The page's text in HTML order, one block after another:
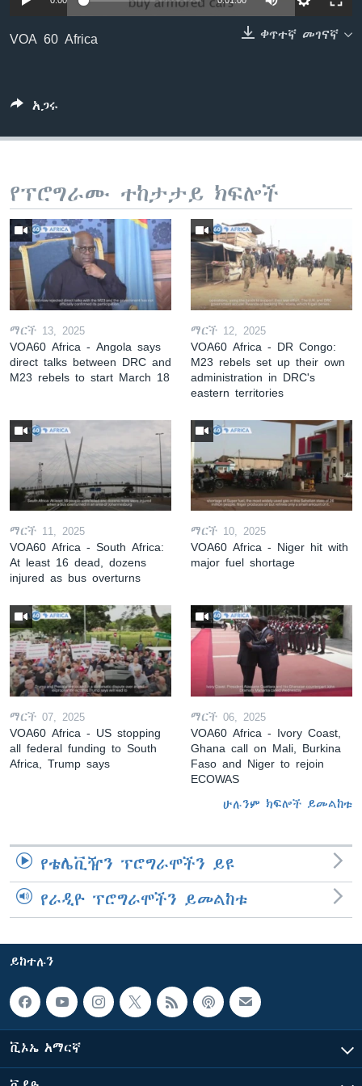
ቀጥተኛ መገናኛ
VOA 60 Africa
አጋሩ
የፕሮግራሙ ተከታታይ ክፍሎች
ማርች 13, 2025
VOA60 Africa - Angola says
direct talks between DRC and
M23 rebels to start March 18
ማርች 12, 2025
VOA60 Africa - DR Congo:
M23 rebels set up their own
administration in DRC's
eastern territories
ማርች 11, 2025
VOA60 Africa - South Africa:
At least 16 dead, dozens
injured as bus overturns
ማርች 10, 2025
VOA60 Africa - Niger hit with
major fuel shortage
ማርች 07, 2025
VOA60 Africa - US stopping
all federal funding to South
Africa, Trump says
ማርች 06, 2025
VOA60 Africa - Ivory Coast,
Ghana call on Mali, Burkina
Faso and Niger to rejoin
ECOWAS
ሁሉንም ክፍሎች ይመልከቱ
የቴሌቪዥን ፕሮግራሞችን ይዩ
የራዲዮ ፕሮግራሞችን ይመልከቱ
ይከተሉን
ቪኦኤ አማርኛ